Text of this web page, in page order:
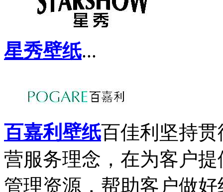
星秀壁纸...
百嘉利壁纸百佳利坚持贯
营服务理念，在为客户
管理资源，帮助客户做